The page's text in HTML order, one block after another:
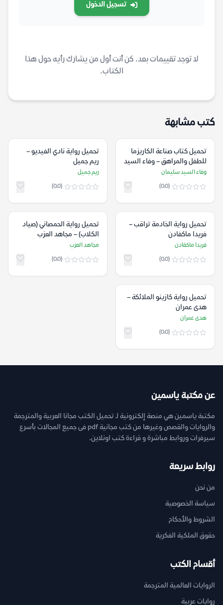
تسجيل الدخول
لا توجد تقييمات بعد. كن أنت أول من يشارك رأيه حول هذا
الكتاب.
كتب مشابهة
تحميل كتاب صناعة الكاريزما
للطفل والمراهق – وفاء السيد
سليمان
وفاء السيد سليمان
(0.0)
تحميل رواية نادي الفيديو –
ريم جميل
ريم جميل
(0.0)
تحميل رواية الخادمة تراقب –
فريدا ماكفادن
فريدا ماكفادن
(0.0)
تحميل رواية الحمصاني (صياد
الكلاب) – مجاهد العزب
مجاهد العزب
(0.0)
تحميل رواية كازينو الملائكة –
هدى عمران
هدى عمران
(0.0)
عن مكتبة ياسمين
مكتبة ياسمين هي منصة إلكترونية لـ تحميل الكتب مجانا العربية والمترجمة
والروايات والقصص وغيرها من كتب مجانية pdf فى جميع المجالات بأسرع
سيرفرات وروابط مباشرة و قراءة كتب اونلاين.
روابط سريعة
من نحن
سياسة الخصوصية
الشروط والأحكام
حقوق الملكية الفكرية
أقسام الكتب
الروايات العالمية المترجمة
روايات عربية